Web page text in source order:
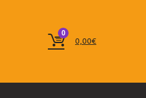
0
0,00€